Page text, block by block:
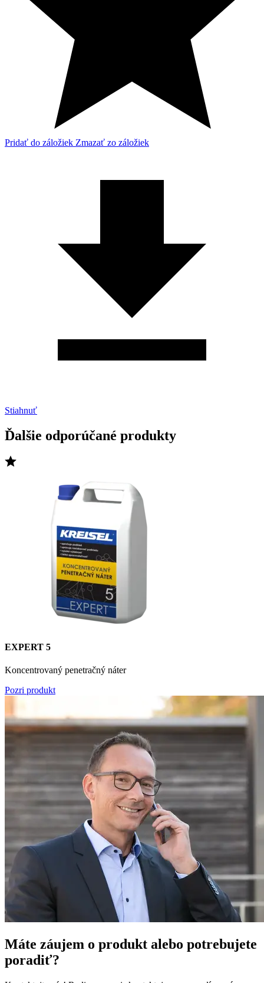
Pridať do záložiek Zmazať zo záložiek
Stiahnuť
Ďalšie odporúčané produkty
EXPERT 5
Koncentrovaný penetračný náter
Pozri produkt
Máte záujem o produkt alebo potrebujete
poradiť?